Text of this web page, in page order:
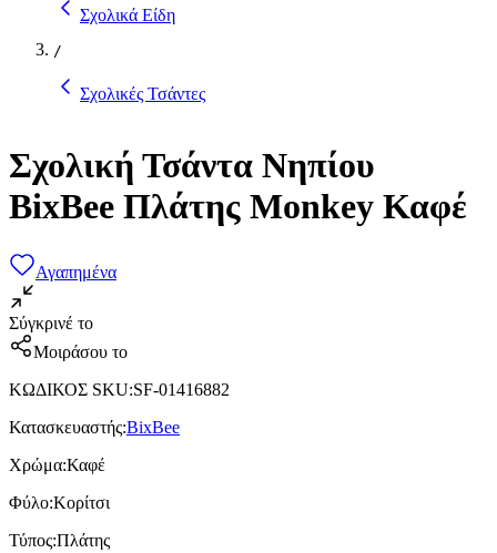
Σχολικά Είδη
/
Σχολικές Τσάντες
Σχολική Τσάντα Νηπίου
BixBee Πλάτης Monkey Καφέ
Αγαπημένα
Σύγκρινέ το
Μοιράσου το
ΚΩΔΙΚΟΣ SKU:SF-01416882
Κατασκευαστής:BixBee
Χρώμα:Καφέ
Φύλο:Κορίτσι
Τύπος:Πλάτης